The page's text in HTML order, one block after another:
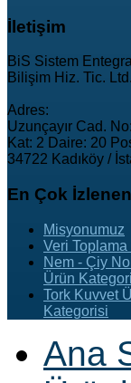
İletişim
BiS Sistem
Bilişim Hiz. Tic.
Adres:
Uzunçayır Cad.
Kat: 2 Daire: 20
34722 Kadıköy /
En Çok
Misyonumuz
Veri
Nem - Çiy
Ürün
Tork Kuvvet
Kategorisi
Ana